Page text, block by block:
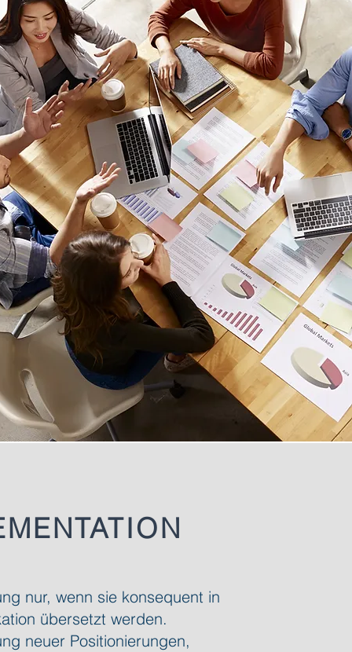
nur, wenn sie konsequent in
übersetzt werden.
neuer Positionierungen,